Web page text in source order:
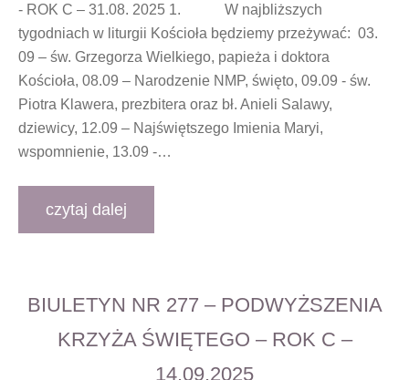
- ROK C – 31.08. 2025 1. W najbliższych
tygodniach w liturgii Kościoła będziemy przeżywać: 03.
09 – św. Grzegorza Wielkiego, papieża i doktora
Kościoła, 08.09 – Narodzenie NMP, święto, 09.09 - św.
Piotra Klawera, prezbitera oraz bł. Anieli Salawy,
dziewicy, 12.09 – Najświętszego Imienia Maryi,
wspomnienie, 13.09 -…
czytaj dalej
BIULETYN NR 277 – PODWYŻSZENIA
KRZYŻA ŚWIĘTEGO – ROK C –
14.09.2025